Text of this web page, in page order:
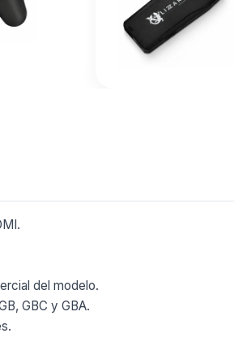
del modelo.
GBC y GBA.